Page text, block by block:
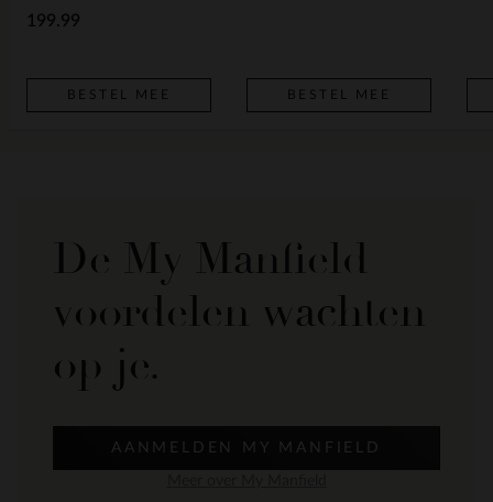
199.99
BESTEL MEE BESTEL MEE
De My Manfield
voordelen wachten
op je.
AANMELDEN MY MANFIELD